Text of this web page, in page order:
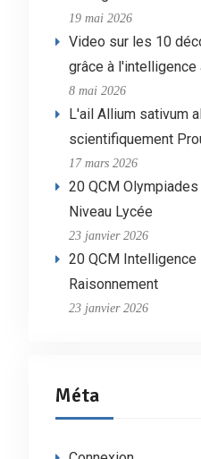
19 mai 2026
Video sur les 10
grâce à
8 mai 2026
L'ail Allium sativum
scientifiquement
17 mars 2026
20 QCM
Niveau Lycée
23 janvier 2026
20 QCM Intelligence
Raisonnement
23 janvier 2026
Méta